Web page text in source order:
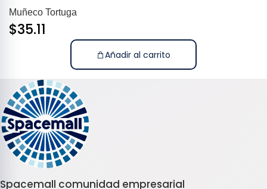
Muñeco Tortuga
$35.11
Añadir al carrito
Spacemall comunidad empresarial